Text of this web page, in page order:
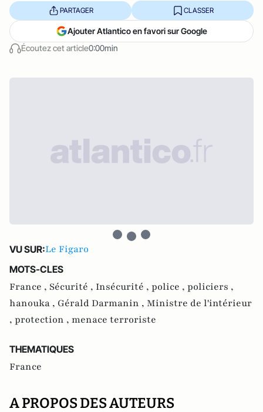
Écoutez cet article0:00min
PARTAGER CLASSER
Ajouter Atlantico en favori sur Google
VU SUR:Le Figaro
MOTS-CLES
France , Sécurité , Insécurité , police , policiers ,
hanouka , Gérald Darmanin , Ministre de l'intérieur
, protection , menace terroriste
THEMATIQUES
France
A PROPOS DES AUTEURS